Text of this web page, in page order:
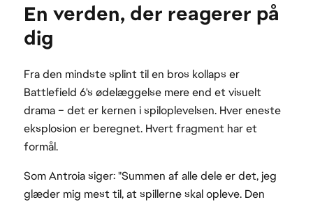
En verden, der reagerer på
dig
Fra den mindste splint til en bros kollaps er
Battlefield 6's ødelæggelse mere end et visuelt
drama – det er kernen i spiloplevelsen. Hver eneste
eksplosion er beregnet. Hvert fragment har et
formål.
Som Antroia siger: "Summen af alle dele er det, jeg
glæder mig mest til, at spillerne skal opleve. Den